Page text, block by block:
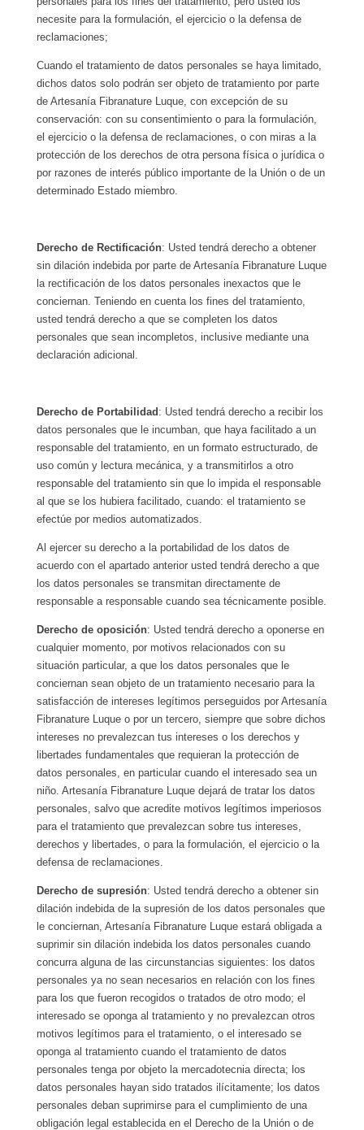
necesite para la formulación, el ejercicio o la defensa de
reclamaciones;
Cuando el tratamiento de datos personales se haya limitado,
dichos datos solo podrán ser objeto de tratamiento por parte
de Artesanía Fibranature Luque, con excepción de su
conservación: con su consentimiento o para la formulación,
el ejercicio o la defensa de reclamaciones, o con miras a la
protección de los derechos de otra persona física o jurídica o
por razones de interés público importante de la Unión o de un
determinado Estado miembro.
Derecho de Rectificación: Usted tendrá derecho a obtener
sin dilación indebida por parte de Artesanía Fibranature Luque
la rectificación de los datos personales inexactos que le
conciernan. Teniendo en cuenta los fines del tratamiento,
usted tendrá derecho a que se completen los datos
personales que sean incompletos, inclusive mediante una
declaración adicional.
Derecho de Portabilidad: Usted tendrá derecho a recibir los
datos personales que le incumban, que haya facilitado a un
responsable del tratamiento, en un formato estructurado, de
uso común y lectura mecánica, y a transmitirlos a otro
responsable del tratamiento sin que lo impida el responsable
al que se los hubiera facilitado, cuando: el tratamiento se
efectúe por medios automatizados.
Al ejercer su derecho a la portabilidad de los datos de
acuerdo con el apartado anterior usted tendrá derecho a que
los datos personales se transmitan directamente de
responsable a responsable cuando sea técnicamente posible.
Derecho de oposición: Usted tendrá derecho a oponerse en
cualquier momento, por motivos relacionados con su
situación particular, a que los datos personales que le
conciernan sean objeto de un tratamiento necesario para la
satisfacción de intereses legítimos perseguidos por Artesanía
Fibranature Luque o por un tercero, siempre que sobre dichos
intereses no prevalezcan tus intereses o los derechos y
libertades fundamentales que requieran la protección de
datos personales, en particular cuando el interesado sea un
niño. Artesanía Fibranature Luque dejará de tratar los datos
personales, salvo que acredite motivos legítimos imperiosos
para el tratamiento que prevalezcan sobre tus intereses,
derechos y libertades, o para la formulación, el ejercicio o la
defensa de reclamaciones.
Derecho de supresión: Usted tendrá derecho a obtener sin
dilación indebida de la supresión de los datos personales que
le conciernan, Artesanía Fibranature Luque estará obligada a
suprimir sin dilación indebida los datos personales cuando
concurra alguna de las circunstancias siguientes: los datos
personales ya no sean necesarios en relación con los fines
para los que fueron recogidos o tratados de otro modo; el
interesado se oponga al tratamiento y no prevalezcan otros
motivos legítimos para el tratamiento, o el interesado se
oponga al tratamiento cuando el tratamiento de datos
personales tenga por objeto la mercadotecnia directa; los
datos personales hayan sido tratados ilícitamente; los datos
personales deban suprimirse para el cumplimiento de una
obligación legal establecida en el Derecho de la Unión o de